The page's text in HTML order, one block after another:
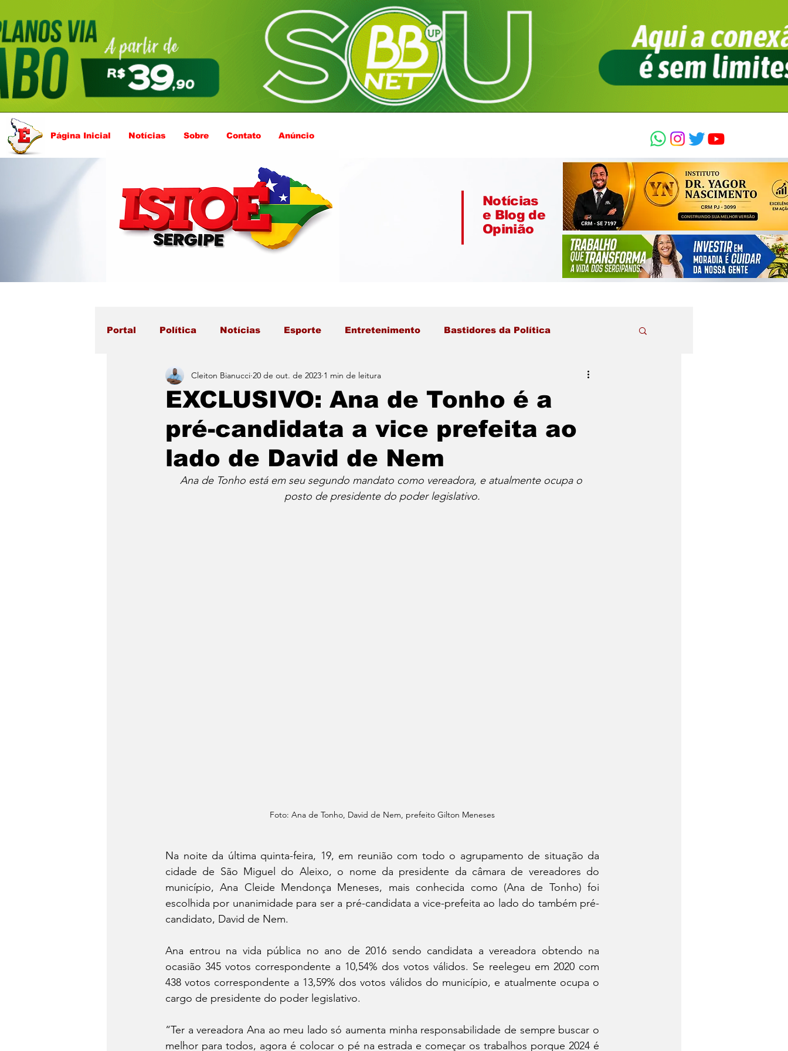
Página Inicial Notícias Sobre Contato Anúncio
Notícias
e Blog de
Opinião
Portal Política Notícias Esporte Entretenimento Bastidores da Política
EXCLUSIVO: Ana de Tonho é a
pré-candidata a vice prefeita ao
lado de David de Nem
Cleiton Bianucci 20 de out. de 2023 1 min de leitura
Ana de Tonho está em seu segundo mandato como vereadora, e atualmente ocupa o
posto de presidente do poder legislativo.
Foto: Ana de Tonho, David de Nem, prefeito Gilton Meneses
Na noite da última quinta-feira, 19, em reunião com todo o agrupamento de situação da
cidade de São Miguel do Aleixo, o nome da presidente da câmara de vereadores do
município, Ana Cleide Mendonça Meneses, mais conhecida como (Ana de Tonho) foi
escolhida por unanimidade para ser a pré-candidata a vice-prefeita ao lado do também pré-
candidato, David de Nem.
Ana entrou na vida pública no ano de 2016 sendo candidata a vereadora obtendo na
ocasião 345 votos correspondente a 10,54% dos votos válidos. Se reelegeu em 2020 com
438 votos correspondente a 13,59% dos votos válidos do município, e atualmente ocupa o
cargo de presidente do poder legislativo.
“Ter a vereadora Ana ao meu lado só aumenta minha responsabilidade de sempre buscar o
melhor para todos, agora é colocar o pé na estrada e começar os trabalhos porque 2024 é